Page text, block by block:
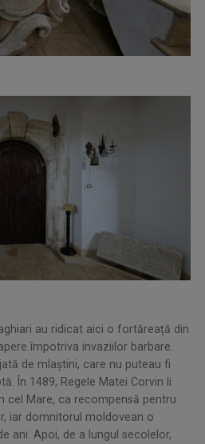
au ridicat aici o fortăreață din
împotriva invaziilor barbare.
de mlaștini, care nu puteau fi
În 1489, Regele Matei Corvin îi
cel Mare, ca recompensă pentru
iar domnitorul moldovean o
ani. Apoi, de a lungul secolelor,